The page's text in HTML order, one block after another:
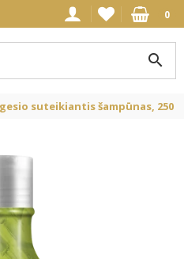
0
search
suteikiantis šampūnas, 250